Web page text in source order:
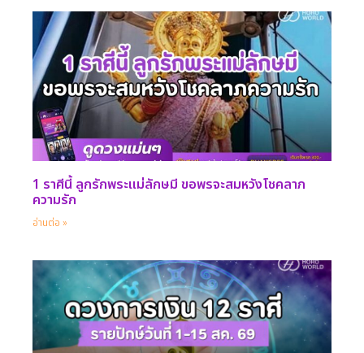
1 ราศีนี้ ลูกรักพระแม่ลักษมี ขอพรจะสมหวังโชคลาภ
ความรัก
อ่านต่อ »